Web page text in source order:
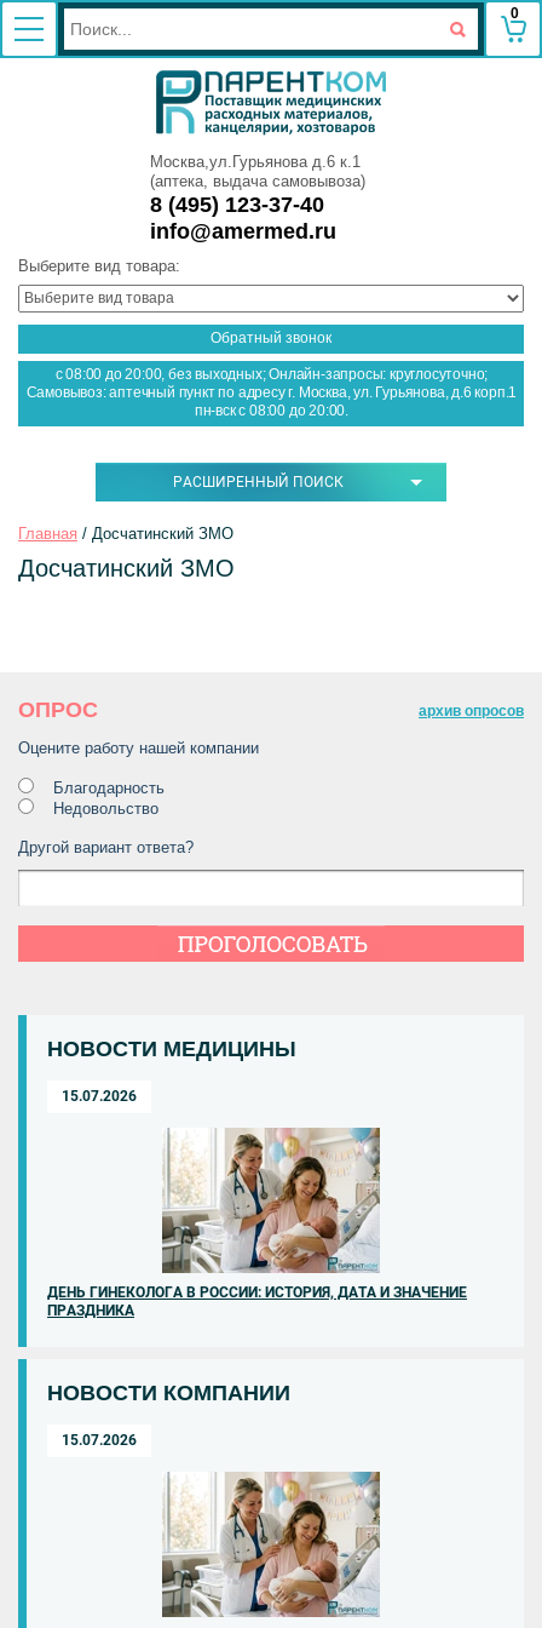
ПОДБОР АПТЕЧКИ
0
Москва,ул.Гурьянова д.6 к.1
(аптека, выдача самовывоза)
8 (495) 123-37-40
info@amermed.ru
Выберите вид товара:
Обратный звонок
с 08:00 до 20:00, без выходных; Онлайн-запросы: круглосуточно;
Самовывоз: аптечный пункт по адресу г. Москва, ул. Гурьянова, д.6 корп.1
пн-вск с 08:00 до 20:00.
РАСШИРЕННЫЙ ПОИСК
Главная / Досчатинский ЗМО
Досчатинский ЗМО
ОПРОС архив опросов
Оцените работу нашей компании
Благодарность
Недовольство
Другой вариант ответа?
НОВОСТИ МЕДИЦИНЫ
15.07.2026
ДЕНЬ ГИНЕКОЛОГА В РОССИИ: ИСТОРИЯ, ДАТА И ЗНАЧЕНИЕ
ПРАЗДНИКА
НОВОСТИ КОМПАНИИ
15.07.2026